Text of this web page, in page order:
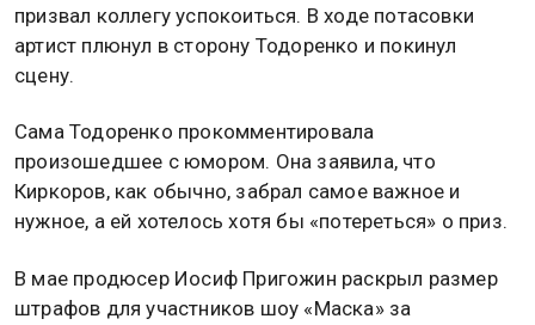
призвал коллегу успокоиться. В ходе потасовки
артист плюнул в сторону Тодоренко и покинул
сцену.
Сама Тодоренко прокомментировала
произошедшее с юмором. Она заявила, что
Киркоров, как обычно, забрал самое важное и
нужное, а ей хотелось хотя бы «потереться» о приз.
В мае продюсер Иосиф Пригожин раскрыл размер
штрафов для участников шоу «Маска» за